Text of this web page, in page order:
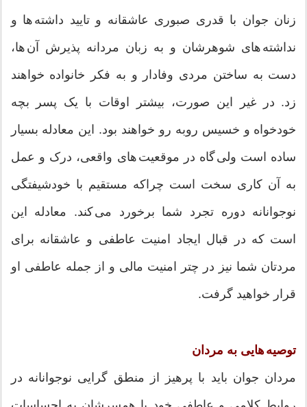
زنان جوان با قدری صبوری عاشقانه و تایید داشته ها و
نداشته های شوهرشان و به زبان مردانه پذیرش آن ها،
دست به ساختن مردی وفادار و به فکر خانواده خواهند
زد. در غیر این صورت، بیشتر اوقات با یک پسر بچه
خودخواه و خسیس روبه رو خواهند بود. این معادله بسیار
ساده است ولی گاه در موقعیت های واقعی، درک و عمل
به آن کاری سخت است چراکه مستقیم با خودشیفتگی
نوجوانانه دوره تجرد شما برخورد می کند. معادله این
است که در قبال ایجاد امنیت عاطفی و عاشقانه برای
مردتان شما نیز در چتر امنیت مالی و از جمله عاطفی او
قرار خواهید گرفت.
توصیه هایی به مردان
مردان جوان باید با پرهیز از منطق گرایی نوجوانانه در